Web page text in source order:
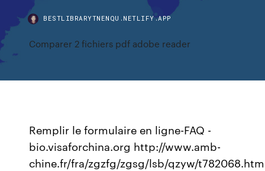
BESTLIBRARYTNENQU.NETLIFY.APP
Comparer 2 fichiers pdf adobe reader
Remplir le formulaire en ligne-FAQ -
bio.visaforchina.org http://www.amb-
chine.fr/fra/zgzfg/zgsg/lsb/qzyw/t782068.htm